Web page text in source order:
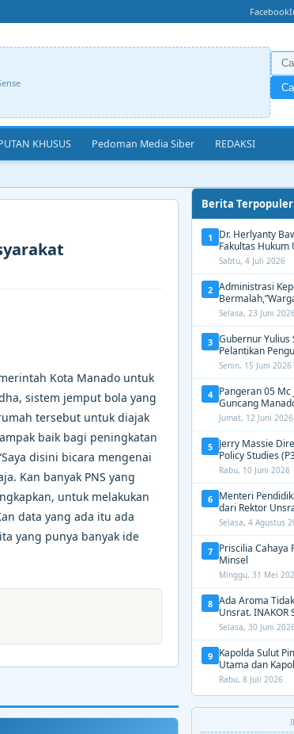
Facebook
KHUSUS Pedoman Media Siber REDAKSI
Kota Manado untuk
sistem jemput bola yang
tersebut untuk diajak
baik bagi peningkatan
disini bicara mengenai
Kan banyak PNS yang
untuk melakukan
data yang ada itu ada
yang punya banyak ide
Berita Terpopuler
1
Dr. Herlyanty
Fakultas Hukum
Nyata
Berdampak
Sabtu, 4 Juli 2026
2 Administrasi
Bermalah,”Warga butuh solusi
Alasan dari
Selasa, 23 Juni
3 Gubernur Yulius
Pelantikan
2031, Tekankan
Kemanusiaan
Senin, 15 Juni 2026
4 Pangeran 05 Mc
Guncang
2026 Apex Drag
Jumat, 12 Juni 2026
5 Jerry Massie
Policy Studies
Tak Terkendali,
Tak Layak
Rabu, 10 Juni 2026
6 Menteri
dari Rektor
Kawal Unsur
Aroma Busuk di
Selasa, 4 Agustus
7 Priscilia Cahaya
Minsel
Minggu, 31 Mei
8 Ada Aroma
Unsrat. INAKOR
Kawal Proses
Selasa, 30 Juni
9 Kapolda Sulut
Utama dan
Rabu, 8 Juli 2026